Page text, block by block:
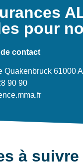
pour
contact
Quakenbruck 61000
90 90
à